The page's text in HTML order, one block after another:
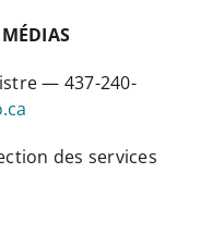
— 437-240-
des services